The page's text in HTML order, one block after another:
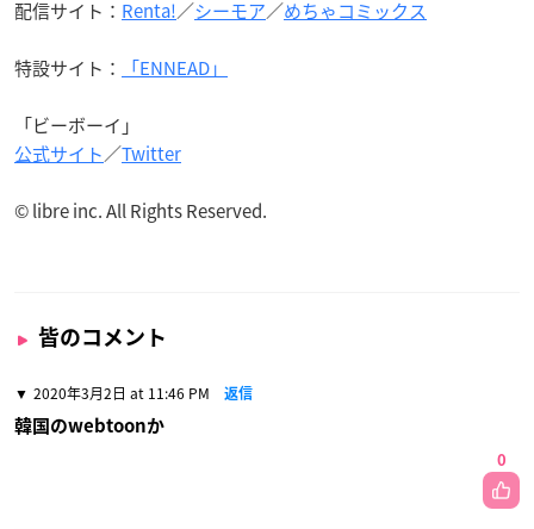
配信サイト： Renta!／シーモア／めちゃコミックス
特設サイト： 「ENNEAD」
「ビーボーイ」
公式サイト／Twitter
© libre inc. All Rights Reserved.
皆のコメント
2020年3月2日 at 11:46 PM 返信
韓国のwebtoonか
0